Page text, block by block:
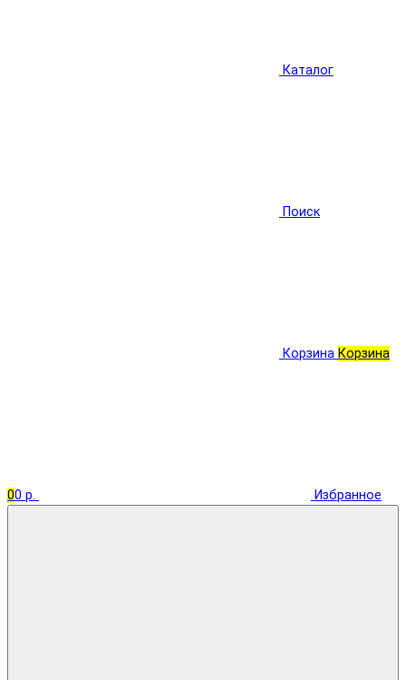
Каталог
Поиск
Корзина Корзина
00 р. Избранное